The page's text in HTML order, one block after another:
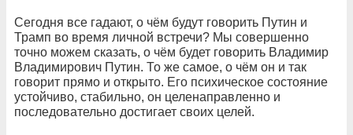
Сегодня все гадают, о чём будут говорить Путин и
Трамп во время личной встречи? Мы совершенно
точно можем сказать, о чём будет говорить Владимир
Владимирович Путин. То же самое, о чём он и так
говорит прямо и открыто. Его психическое состояние
устойчиво, стабильно, он целенаправленно и
последовательно достигает своих целей.